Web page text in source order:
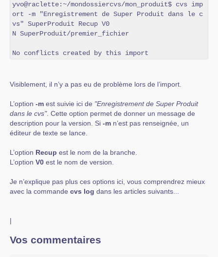
yvo@raclette:~/mondossiercvs/mon_produit$ cvs imp
ort -m "Enregistrement de Super Produit dans le c
vs" SuperProduit Recup V0
N SuperProduit/premier_fichier
No conflicts created by this import
Visiblement, il n’y a pas eu de problème lors de l’import.
L’option -m est suivie ici de "Enregistrement de Super Produit
dans le cvs". Cette option permet de donner un message de
description pour la version. Si -m n’est pas renseignée, un
éditeur de texte se lance.
L’option Recup est le nom de la branche.
L’option V0 est le nom de version.
Je n’explique pas plus ces options ici, vous comprendrez mieux
avec la commande cvs log dans les articles suivants...
|
Vos commentaires